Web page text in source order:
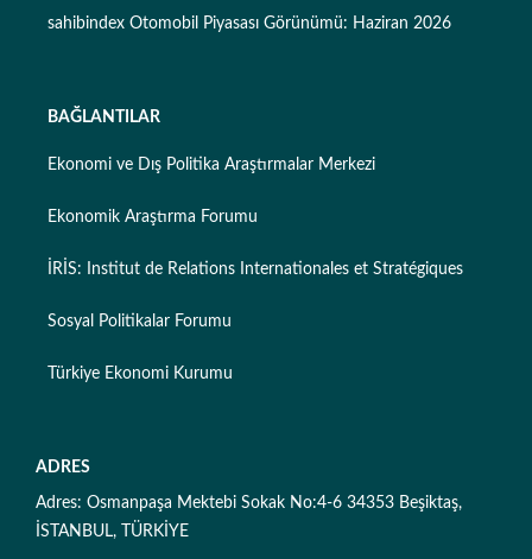
sahibindex Otomobil Piyasası Görünümü: Haziran 2026
BAĞLANTILAR
Ekonomi ve Dış Politika Araştırmalar Merkezi
Ekonomik Araştırma Forumu
İRİS: Institut de Relations Internationales et Stratégiques
Sosyal Politikalar Forumu
Türkiye Ekonomi Kurumu
ADRES
Adres: Osmanpaşa Mektebi Sokak No:4-6 34353 Beşiktaş,
İSTANBUL, TÜRKİYE